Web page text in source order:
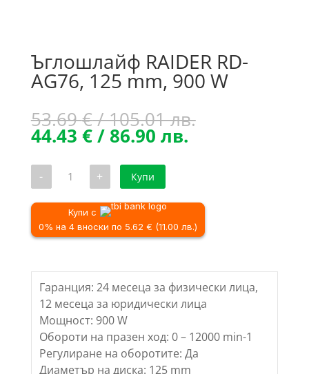
Ъглошлайф RAIDER RD-
AG76, 125 mm, 900 W
53.69€/ 105.01 лв.Original
105.01 лв..
44.43 €/ 86.90 лв.Текущата
цена
/
86.90 лв..
- количество
Ъглошлайф
RAIDER
RD-
AG76,
125
W
+ Купи
Купи с
0% на 4 вноски по 5.62 € (11.00 лв.)
Гаранция: 24 месеца за физически лица,
12 месеца за юридически лица
Мощност: 900 W
Обороти на празен ход: 0 – 12000 min-1
Регулиране на оборотите: Да
Диаметър на диска: 125 mm